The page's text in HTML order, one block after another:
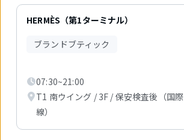
HERMÈS（第1ターミナル）
ブランドブティック
07:30~21:00
T1 南ウイング / 3F / 保安検査後（国際
線）